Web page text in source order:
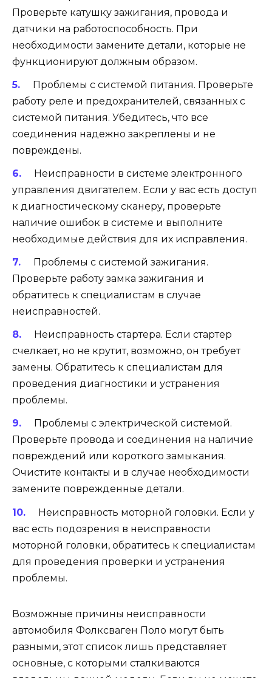
Проверьте катушку зажигания, провода и
датчики на работоспособность. При
необходимости замените детали, которые не
функционируют должным образом.
Проблемы с системой питания. Проверьте
работу реле и предохранителей, связанных с
системой питания. Убедитесь, что все
соединения надежно закреплены и не
повреждены.
Неисправности в системе электронного
управления двигателем. Если у вас есть доступ
к диагностическому сканеру, проверьте
наличие ошибок в системе и выполните
необходимые действия для их исправления.
Проблемы с системой зажигания.
Проверьте работу замка зажигания и
обратитесь к специалистам в случае
неисправностей.
Неисправность стартера. Если стартер
счелкает, но не крутит, возможно, он требует
замены. Обратитесь к специалистам для
проведения диагностики и устранения
проблемы.
Проблемы с электрической системой.
Проверьте провода и соединения на наличие
повреждений или короткого замыкания.
Очистите контакты и в случае необходимости
замените поврежденные детали.
Неисправность моторной головки. Если у
вас есть подозрения в неисправности
моторной головки, обратитесь к специалистам
для проведения проверки и устранения
проблемы.
Возможные причины неисправности
автомобиля Фолксваген Поло могут быть
разными, этот список лишь представляет
основные, с которыми сталкиваются